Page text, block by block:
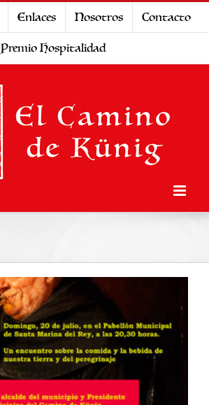
Enlaces Nosotros
Contacto
Premio Hospitalidad